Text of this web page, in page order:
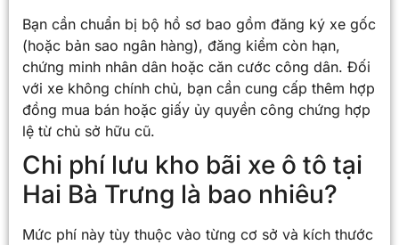
Bạn cần chuẩn bị bộ hồ sơ bao gồm đăng ký xe gốc
(hoặc bản sao ngân hàng), đăng kiểm còn hạn,
chứng minh nhân dân hoặc căn cước công dân. Đối
với xe không chính chủ, bạn cần cung cấp thêm hợp
đồng mua bán hoặc giấy ủy quyền công chứng hợp
lệ từ chủ sở hữu cũ.
Chi phí lưu kho bãi xe ô tô tại
Hai Bà Trưng là bao nhiêu?
Mức phí này tùy thuộc vào từng cơ sở và kích thước